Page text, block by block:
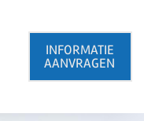
INFORMATIE
AANVRAGEN